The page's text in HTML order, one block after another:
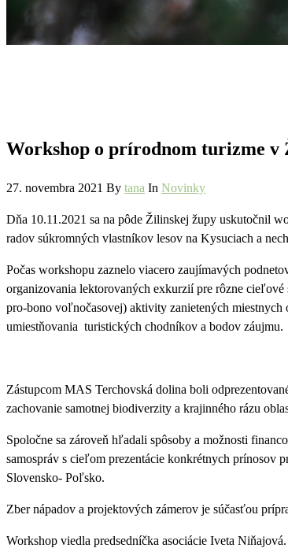
Workshop o prírodnom turizme v
27. novembra 2021 By tana In Novinky
Dňa 10.11.2021 sa na pôde Žilinskej župy uskutočnil
radov súkromných vlastníkov lesov na Kysuciach a
Počas workshopu zaznelo viacero zaujímavých
organizovania lektorovaných exkurzií pre rôzne
pro-bono voľnočasovej) aktivity zanietených miestnych
umiestňovania turistických chodníkov a bodov záujmu.
Zástupcom MAS Terchovská dolina boli
zachovanie samotnej biodiverzity a krajinného rázu
Spoločne sa zároveň hľadali spôsoby a možnosti
samospráv s cieľom prezentácie konkrétnych prínosov
Slovensko- Poľsko.
Zber nápadov a projektových zámerov je súčasťou
Workshop viedla predsedníčka asociácie Iveta Niňajová.